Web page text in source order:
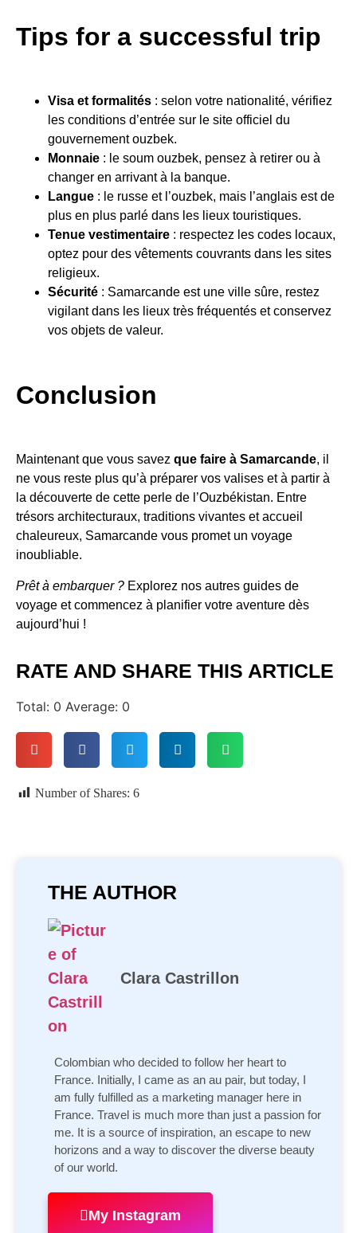
Tips for a successful trip
Visa et formalités : selon votre nationalité, vérifiez
les conditions d’entrée sur le site officiel du
gouvernement ouzbek.
Monnaie : le soum ouzbek, pensez à retirer ou à
changer en arrivant à la banque.
Langue : le russe et l’ouzbek, mais l’anglais est de
plus en plus parlé dans les lieux touristiques.
Tenue vestimentaire : respectez les codes locaux,
optez pour des vêtements couvrants dans les sites
religieux.
Sécurité : Samarcande est une ville sûre, restez
vigilant dans les lieux très fréquentés et conservez
vos objets de valeur.
Conclusion
Maintenant que vous savez que faire à Samarcande, il
ne vous reste plus qu’à préparer vos valises et à partir à
la découverte de cette perle de l’Ouzbékistan. Entre
trésors architecturaux, traditions vivantes et accueil
chaleureux, Samarcande vous promet un voyage
inoubliable.
Prêt à embarquer ? Explorez nos autres guides de
voyage et commencez à planifier votre aventure dès
aujourd’hui !
RATE AND SHARE THIS ARTICLE
Total: 0 Average: 0
Number of Shares: 6
THE AUTHOR
Clara Castrillon
Colombian who decided to follow her heart to
France. Initially, I came as an au pair, but today, I
am fully fulfilled as a marketing manager here in
France. Travel is much more than just a passion for
me. It is a source of inspiration, an escape to new
horizons and a way to discover the diverse beauty
of our world.
My Instagram